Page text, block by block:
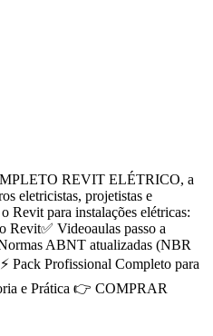
REVIT ELÉTRICO, a
eletricistas, projetistas e
Revit para instalações elétricas:
Revit✅ Videoaulas passo a
ABNT atualizadas (NBR
Pack Profissional Completo para
e Prática 👉 COMPRAR